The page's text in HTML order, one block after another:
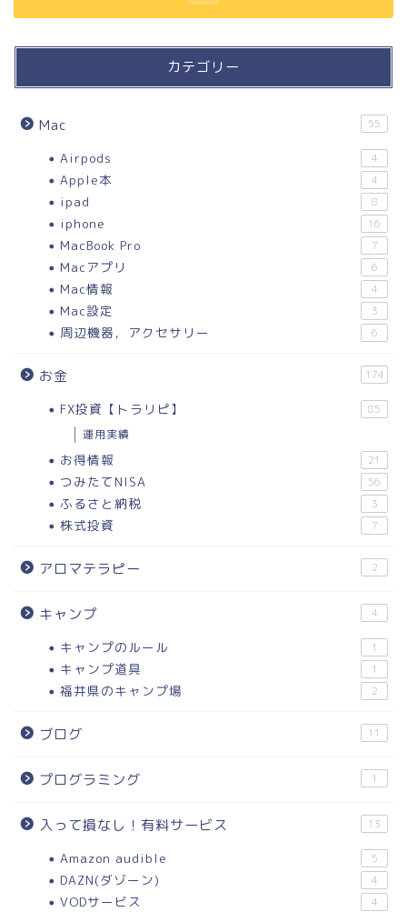
カテゴリー
Mac 55
Airpods 4
Apple本 4
ipad 8
iphone 16
MacBook Pro 7
Macアプリ 6
Mac情報 4
Mac設定 3
周辺機器，アクセサリー 6
お金 174
FX投資【トラリピ】 85
運用実績
お得情報 21
つみたてNISA 56
ふるさと納税 3
株式投資 7
アロマテラピー 2
キャンプ 4
キャンプのルール 1
キャンプ道具 1
福井県のキャンプ場 2
ブログ 11
プログラミング 1
入って損なし！有料サービス 13
Amazon audible 5
DAZN(ダゾーン) 4
VODサービス 4